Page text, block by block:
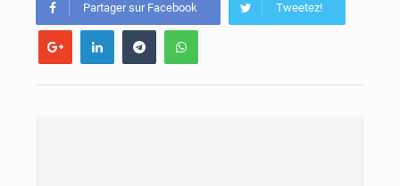
Partager sur Facebook Tweetez!